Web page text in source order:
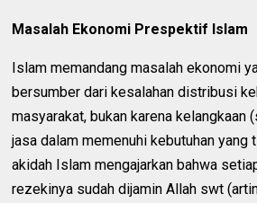
Masalah Ekonomi Prespektif Islam
Islam memandang masalah ekonomi
bersumber dari kesalahan distribusi
masyarakat, bukan karena kelangkaan
jasa dalam memenuhi kebutuhan yang
akidah Islam mengajarkan bahwa
rezekinya sudah dijamin Allah swt